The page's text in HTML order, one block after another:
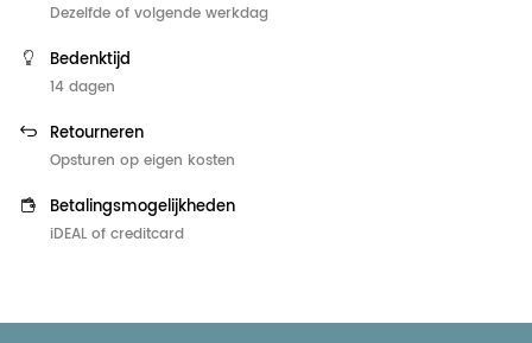
Dezelfde of volgende werkdag
Bedenktijd
14 dagen
Retourneren
Opsturen op eigen kosten
Betalingsmogelijkheden
iDEAL of creditcard